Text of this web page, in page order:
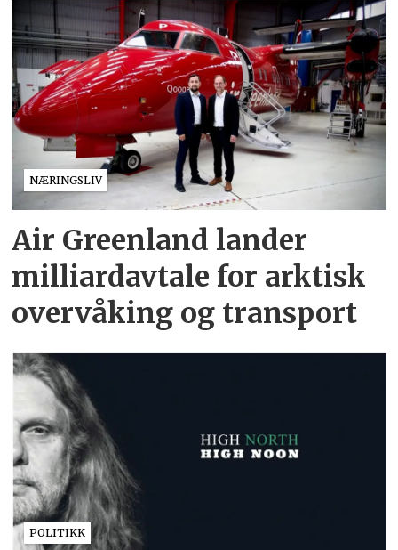
NÆRINGSLIV
Air Greenland lander
milliardavtale for arktisk
overvåking og transport
POLITIKK